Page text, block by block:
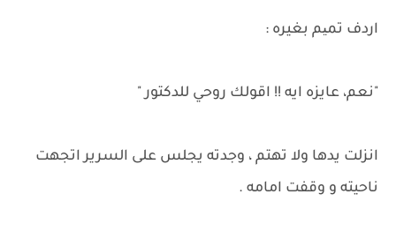
اردف تمیم بغيره :
"نعم، عايزه ايه !! اقولك روحي للدكتور "
انزلت يدها ولا تهتم ، وجدته يجلس على السرير اتجهت
ناحيته و وقفت امامه .